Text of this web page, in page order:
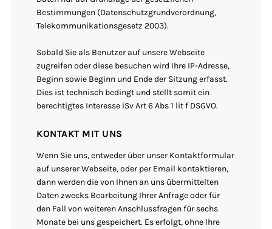
Bestimmungen (Datenschutzgrundverordnung,
Telekommunikationsgesetz 2003).
Sobald Sie als Benutzer auf unsere Webseite
zugreifen oder diese besuchen wird Ihre IP-Adresse,
Beginn sowie Beginn und Ende der Sitzung erfasst.
Dies ist technisch bedingt und stellt somit ein
berechtigtes Interesse iSv Art 6 Abs 1 lit f DSGVO.
KONTAKT MIT UNS
Wenn Sie uns, entweder über unser Kontaktformular
auf unserer Webseite, oder per Email kontaktieren,
dann werden die von Ihnen an uns übermittelten
Daten zwecks Bearbeitung Ihrer Anfrage oder für
den Fall von weiteren Anschlussfragen für sechs
Monate bei uns gespeichert. Es erfolgt, ohne Ihre